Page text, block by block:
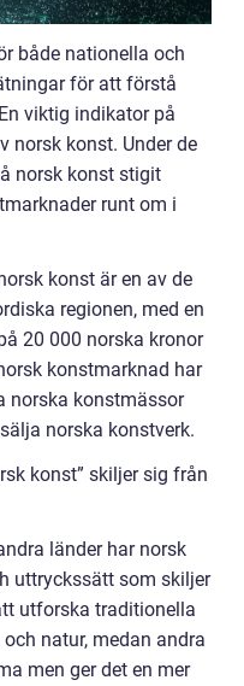
både nationella och
för att förstå
viktig indikator på
norsk konst. Under de
norsk konst stigit
runt om i
konst är en av de
regionen, med en
20 000 norska kronor
konstmarknad har
norska konstmässor
norska konstverk.
konst” skiljer sig från
länder har norsk
uttryckssätt som skiljer
utforska traditionella
natur, medan andra
men ger det en mer